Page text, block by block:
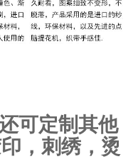
可定制其他
，刺绣，烫